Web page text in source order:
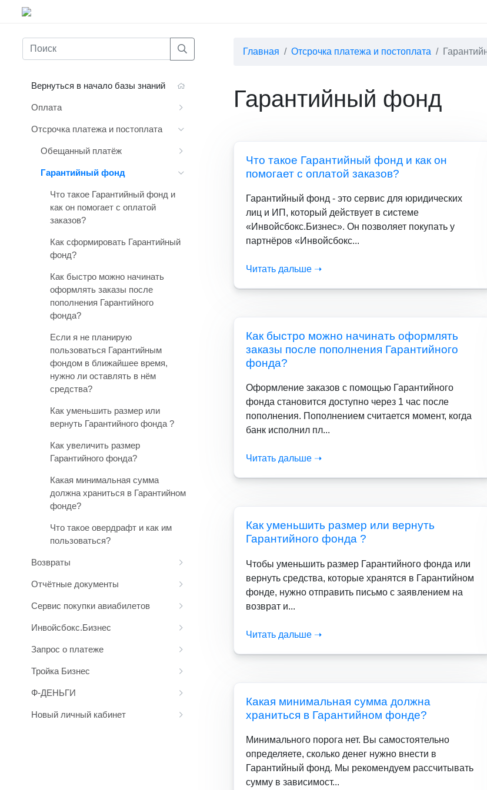
Главная Отсрочка платежа и постоплата
Гарантийный фонд
Что такое Гарантийный фонд и как он
помогает с оплатой заказов?
Гарантийный фонд - это сервис для юридических
лиц и ИП, который действует в системе
«Инвойсбокс.Бизнес». Он позволяет покупать у
партнёров «Инвойсбокс...
Читать дальше ➝
Как быстро можно начинать оформлять
заказы после пополнения Гарантийного
фонда?
Оформление заказов с помощью Гарантийного
фонда становится доступно через 1 час после
пополнения. Пополнением считается момент, когда
банк исполнил пл...
Читать дальше ➝
Как уменьшить размер или вернуть
Гарантийного фонда ?
Чтобы уменьшить размер Гарантийного фонда или
вернуть средства, которые хранятся в Гарантийном
фонде, нужно отправить письмо с заявлением на
возврат и...
Читать дальше ➝
Какая минимальная сумма должна
храниться в Гарантийном фонде?
Минимального порога нет. Вы самостоятельно
определяете, сколько денег нужно внести в
Гарантийный фонд. Мы рекомендуем рассчитывать
сумму в зависимост...
Вернуться в начало базы знаний
Оплата
Отсрочка платежа и постоплата
Обещанный платёж
Гарантийный фонд
Что такое Гарантийный фонд и
как он помогает с оплатой
заказов?
Как сформировать Гарантийный
фонд?
Как быстро можно начинать
оформлять заказы после
пополнения Гарантийного
фонда?
Если я не планирую
пользоваться Гарантийным
фондом в ближайшее время,
нужно ли оставлять в нём
средства?
Как уменьшить размер или
вернуть Гарантийного фонда ?
Как увеличить размер
Гарантийного фонда?
Какая минимальная сумма
должна храниться в Гарантийном
фонде?
Что такое овердрафт и как им
пользоваться?
Возвраты
Отчётные документы
Сервис покупки авиабилетов
Инвойсбокс.Бизнес
Запрос о платеже
Тройка Бизнес
Ф-ДЕНЬГИ
Новый личный кабинет